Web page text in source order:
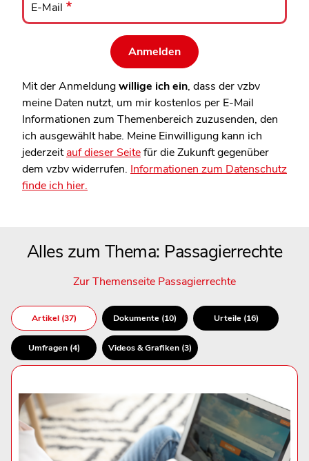
Mail
E-Mail
Mit der Anmeldungwillige ich ein, dass der vzbv
meine Daten nutzt, um mir kostenlos per E-Mail
Informationen zum Themenbereich zuzusenden, den
ich ausgewählt habe. Meine Einwilligung kann ich
jederzeitauf dieser Seitefür die Zukunft gegenüber
dem vzbv widerrufen. Informationen zum Datenschutz
finde ich hier.
Alles zum Thema: Passagierrechte
Zur Themenseite Passagierrechte
Artikel (37) Dokumente (10) Urteile (16)
Umfragen (4) Videos & Grafiken (3)